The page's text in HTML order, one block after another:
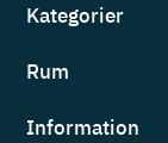
Kategorier
Rum
Information